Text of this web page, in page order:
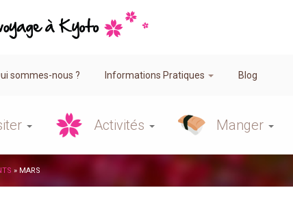
sommes-nous ? Informations Pratiques Blog
Activités Manger
» MARS